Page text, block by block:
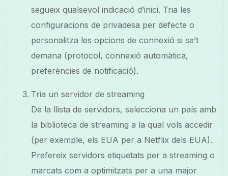
segueix qualsevol indicació d’inici. Tria les
configuracions de privadesa per defecte o
personalitza les opcions de connexió si se’t
demana (protocol, connexió automàtica,
preferències de notificació).
Tria un servidor de streaming
De la llista de servidors, selecciona un país amb
la biblioteca de streaming a la qual vols accedir
(per exemple, els EUA per a Netflix dels EUA).
Prefereix servidors etiquetats per a streaming o
marcats com a optimitzats per a una major